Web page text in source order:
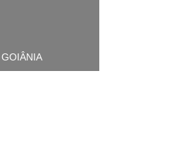
GOIÂNIA